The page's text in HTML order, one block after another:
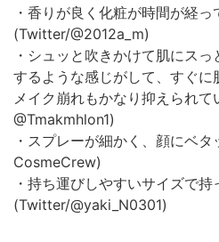
・香りが良く化粧が時間が経っ
(Twitter/@2012a_m)
・シュッと吹きかけて肌にス
するような感じがして、すぐに
メイク崩れもかなり抑えられ
@Tmakmhlon1)
・スプレーが細かく、顔にベ
CosmeCrew)
・持ち運びしやすいサイズで
(Twitter/@yaki_N0301)